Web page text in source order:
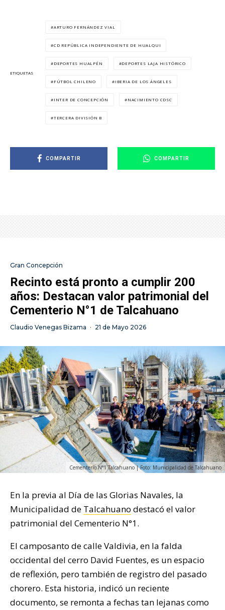
ETIQUETAS
ARTURO FERNÁNDEZ VIAL
CD REPÚBLICA INDEPENDIENTE DE HUALQUI
DEPORTES HUALPÉN DEPORTES LAJA HISTÓRICO
FÚTBOL CHILENO IBERIA DE LOS ÁNGELES
INTER DE CONCEPCIÓN NACIMIENTO CDSC
TERCERA DIVISIÓN B
COMPARTIR COMPARTIR
Gran Concepción
Recinto está pronto a cumplir 200
años: Destacan valor patrimonial del
Cementerio N°1 de Talcahuano
Claudio Venegas Bizama · 21 de Mayo 2026
Cementerio N°1 Talcahuano | Foto: Municipalidad de Talcahuano
En la previa al Día de las Glorias Navales, la
Municipalidad de Talcahuano destacó el valor
patrimonial del Cementerio N°1.
El camposanto de calle Valdivia, en la falda
occidental del cerro David Fuentes, es un espacio
de reflexión, pero también de registro del pasado
chorero. Esta historia, indicó un reciente
documento, se remonta a fechas tan lejanas como